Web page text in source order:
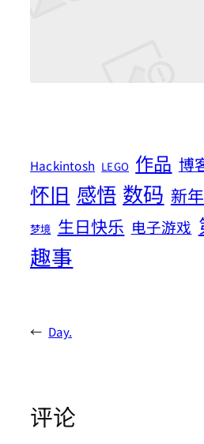
Hackintosh LEGO 作品 博
怀旧 感悟 数码 新年
梦境 生日快乐 电子游戏
趣事
← Day.
评论